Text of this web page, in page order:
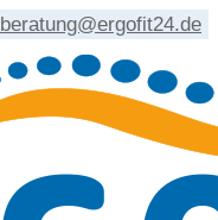
beratung@ergofit24.de